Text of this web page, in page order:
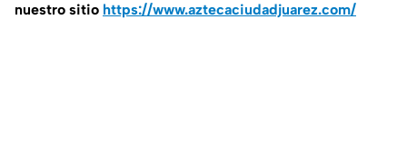
nuestro sitio https://www.aztecaciudadjuarez.com/